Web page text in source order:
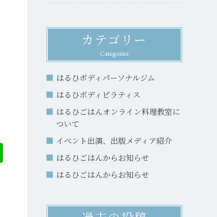
カテゴリー
Categories
はるひボディパーソナルジム
はるひボディピラティス
はるひごはんオンライン料理教室に
ついて
イベント出演、出版メディア紹介
はるひごはんからお知らせ
はるひごはんからお知らせ